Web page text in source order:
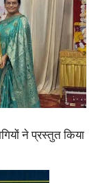
ने प्रस्तुत किया